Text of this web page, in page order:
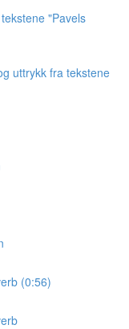
"Pavels
uttrykk fra tekstene
(0:56)